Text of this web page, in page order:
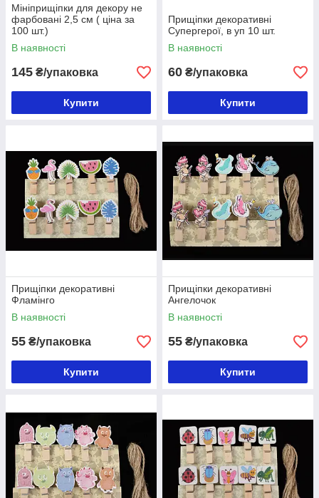
Мініприщіпки для декору не
фарбовані 2,5 см ( ціна за
100 шт.)
В наявності
145 ₴/упаковка
Купити
Прищіпки декоративні
Супергерої, в уп 10 шт.
В наявності
60 ₴/упаковка
Купити
Прищіпки декоративні
Фламінго
В наявності
55 ₴/упаковка
Купити
Прищіпки декоративні
Ангелочок
В наявності
55 ₴/упаковка
Купити